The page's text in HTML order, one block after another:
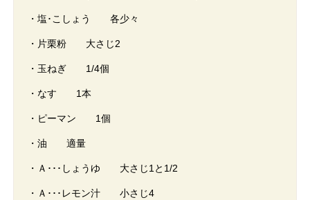
・塩･こしょう 各少々
・片栗粉 大さじ2
・玉ねぎ 1/4個
・なす 1本
・ピーマン 1個
・油 適量
・Ａ･･･しょうゆ 大さじ1と1/2
・Ａ･･･レモン汁 小さじ4